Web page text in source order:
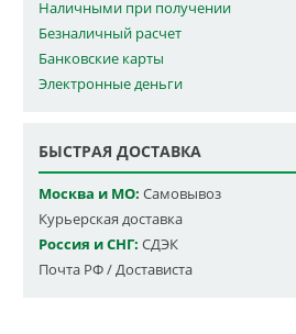
Наличными при получении
Безналичный расчет
Банковские карты
Электронные деньги
БЫСТРАЯ ДОСТАВКА
Москва и МО: Самовывоз
Курьерская доставка
Россия и СНГ: СДЭК
Почта РФ / Достависта